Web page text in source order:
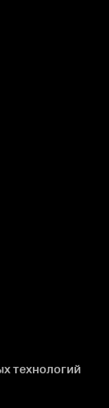
технологий